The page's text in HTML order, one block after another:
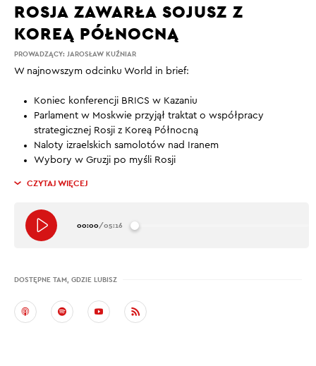
PROWADZĄCY: JAROSŁAW KUŹNIAR
ROSJA ZAWARŁA SOJUSZ Z
KOREĄ PÓŁNOCNĄ
W najnowszym odcinku World in brief:
Koniec konferencji BRICS w Kazaniu
Parlament w Moskwie przyjął traktat o współpracy
strategicznej Rosji z Koreą Północną
Naloty izraelskich samolotów nad Iranem
Wybory w Gruzji po myśli Rosji
CZYTAJ WIĘCEJ
00:00/05:16
DOSTĘPNE TAM, GDZIE LUBISZ